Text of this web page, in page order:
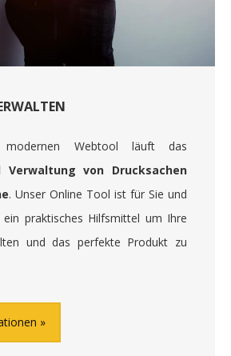
Webtool läuft das
Verwaltung von Drucksachen
. Unser Online Tool ist für Sie und
praktisches Hilfsmittel um Ihre
und das perfekte Produkt zu